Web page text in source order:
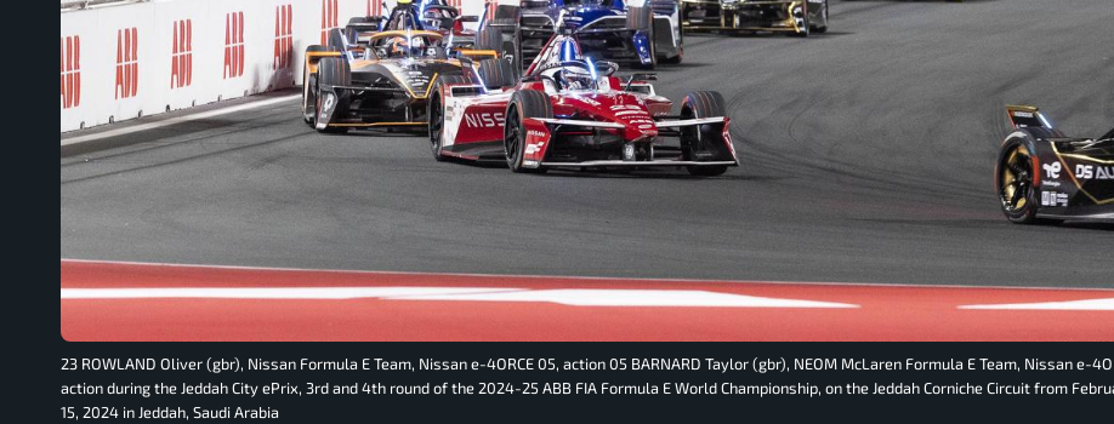
23 ROWLAND Oliver (gbr), Nissan Formula E Team, Nissan e-4ORCE 05, action 05 BARNARD Taylor (gbr), NEOM McLaren Formula E Team, Nissan e-
action during the Jeddah City ePrix, 3rd and 4th round of the 2024-25 ABB FIA Formula E World Championship, on the Jeddah Corniche Circuit from
15, 2024 in Jeddah, Saudi Arabia